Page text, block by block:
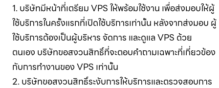
1. บริษัทมีหน้าที่เตรียม VPS ให้พร้อมใช้งาน เพื่อส่งมอบให้ผู้
ใช้บริการในครั้งแรกที่เปิดใช้บริการเท่านั้น หลังจากส่งมอบ ผู้
ใช้บริการต้องเป็นผู้บริหาร จัดการ และดูแล VPS ด้วย
ตนเอง บริษัทขอสงวนสิทธิ์ที่จะตอบคำถามเฉพาะที่เกี่ยวข้อง
กับการทำงานของ VPS เท่านั้น
2. บริษัทขอสงวนสิทธิ์ระงับการให้บริการและตรวจสอบการ